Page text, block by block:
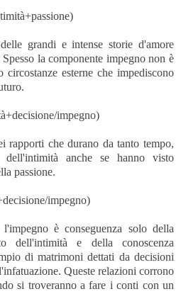
grandi e intense storie d'amore
la componente impegno non è
esterne che impediscono
impegno)
rapporti che durano da tanto tempo,
anche se hanno visto
passione.
impegno)
è conseguenza solo della
dell'intimità e della conoscenza
di matrimoni dettati da decisioni
Queste relazioni corrono
si troveranno a fare i conti con un